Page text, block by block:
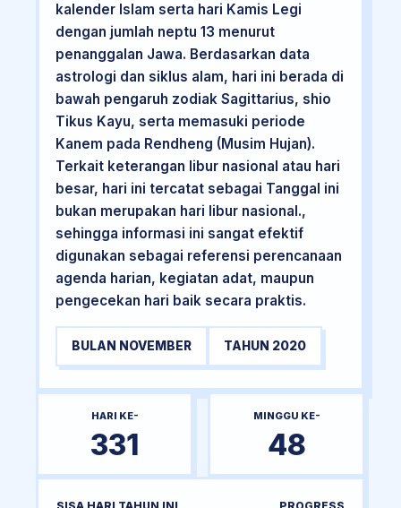
kalender Islam serta hari Kamis Legi
dengan jumlah neptu 13 menurut
penanggalan Jawa. Berdasarkan data
astrologi dan siklus alam, hari ini berada di
bawah pengaruh zodiak Sagittarius, shio
Tikus Kayu, serta memasuki periode
Kanem pada Rendheng (Musim Hujan).
Terkait keterangan libur nasional atau hari
besar, hari ini tercatat sebagai Tanggal ini
bukan merupakan hari libur nasional.,
sehingga informasi ini sangat efektif
digunakan sebagai referensi perencanaan
agenda harian, kegiatan adat, maupun
pengecekan hari baik secara praktis.
BULAN NOVEMBER TAHUN 2020
HARI KE-
331
MINGGU KE-
48